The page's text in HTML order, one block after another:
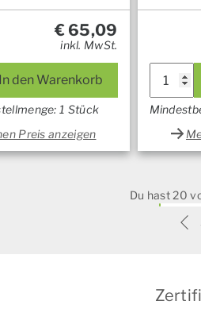
€65,09
inkl. MwSt.
In den Warenkorb
1 Stück
Preis anzeigen
Du hast 20